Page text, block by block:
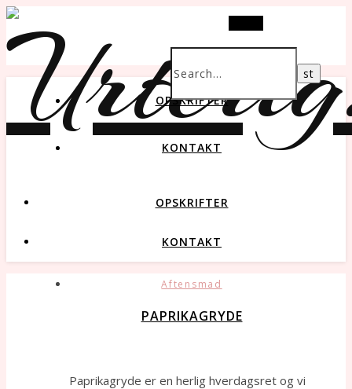
OPSKRIFTER
KONTAKT
OPSKRIFTER
KONTAKT
Aftensmad
PAPRIKAGRYDE
Paprikagryde er en herlig hverdagsret og vi